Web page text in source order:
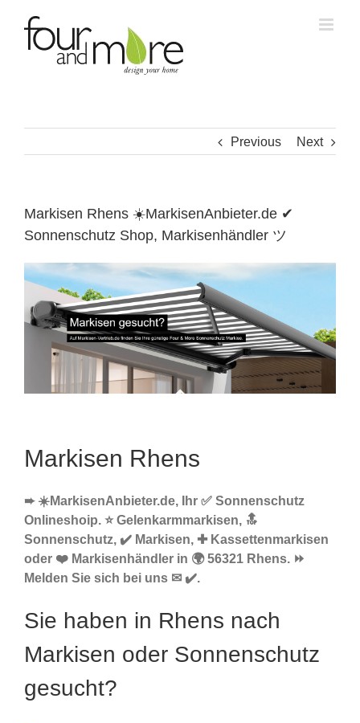
content
Previous Next
Markisen Rhens ☀️MarkisenAnbieter.de ✔
Sonnenschutz Shop, Markisenhändler ツ
Markisen Rhens
➨ ☀️MarkisenAnbieter.de, Ihr ✅ Sonnenschutz
Onlineshoip. ⭐ Gelenkarmmarkisen, 🔝
Sonnenschutz, ✔️ Markisen, ✚ Kassettenmarkisen
oder ❤️ Markisenhändler in 🌍 56321 Rhens. ⏩
Melden Sie sich bei uns ✉ ✔️.
Sie haben in Rhens nach
Markisen oder Sonnenschutz
gesucht?